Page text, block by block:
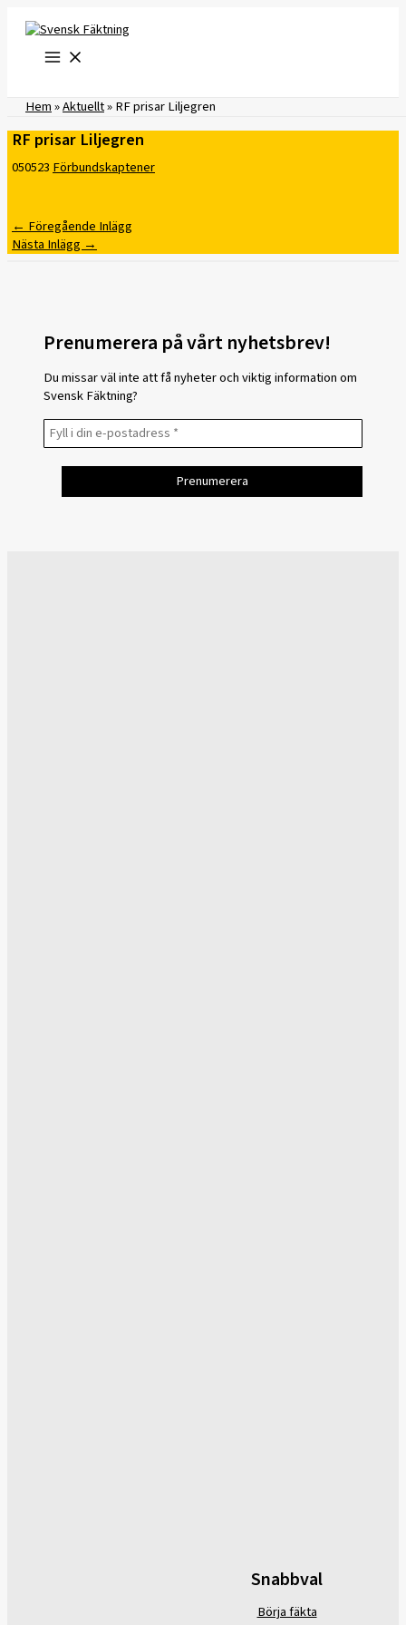
innehåll
Hem»Aktuellt»RF prisar Liljegren
RF prisar Liljegren
050523Förbundskaptener
← Föregående Inlägg
Nästa Inlägg →
Prenumerera på vårt nyhetsbrev!
Du missar väl inte att få nyheter och viktig information om
Svensk Fäktning?
Snabbval
Börja fäkta